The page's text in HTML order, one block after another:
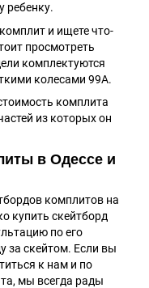
ребенку.
и ищете что-
просмотреть
комплектуются
колесами 99А.
комплита
из которых он
в Одессе и
комплитов на
купить скейтборд
по его
за скейтом. Если вы
к нам и по
мы всегда рады